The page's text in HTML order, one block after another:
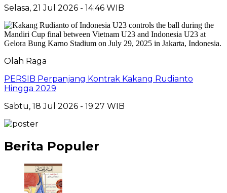
Selasa, 21 Jul 2026 - 14:46 WIB
Olah Raga
PERSIB Perpanjang Kontrak Kakang Rudianto
Hingga 2029
Sabtu, 18 Jul 2026 - 19:27 WIB
Berita Populer